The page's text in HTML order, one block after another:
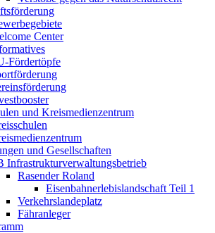
Center
Fördertöpfe
und Kreismedienzentrum
und Gesellschaften
Infrastruktur­verwaltungsbetrieb
Rasender Roland
Eisenbahnerlebis­landschaft Teil 1
Verkehrslandeplatz
Fähranleger